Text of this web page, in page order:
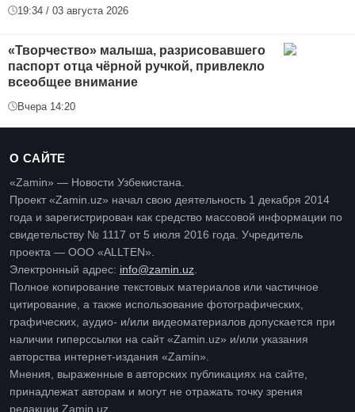
19:34 / 03 августа 2026
«Творчество» малыша, разрисовавшего
паспорт отца чёрной ручкой, привлекло
всеобщее внимание
Вчера 14:20
О САЙТЕ
«Zamin» — Новости Узбекистана.
Проект «Zamin.uz» начал свою деятельность 1 декабря 2014
года и зарегистрирован как средство массовой информации по
свидетельству № 1117 от 5 июля 2016 года. Учредитель
проекта — ООО «ALLTEN».
Электронный адрес: info@zamin.uz
Полное копирование текстовых материалов или частичное
цитирование, а также использование фотографических,
графических, аудио- и/или видеоматериалов допускается при
наличии гиперссылки на сайт «Zamin.uz» и/или указания
авторства интернет-издания «Zamin».
Мнения, выраженные в авторских публикациях на сайте,
принадлежат авторам и могут не отражать точку зрения
редакции Zamin.uz.